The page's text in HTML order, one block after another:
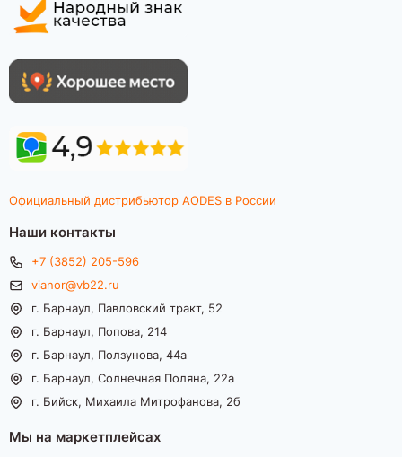
Официальный дистрибьютор AODES в России
Наши контакты
+7 (3852) 205-596
vianor@vb22.ru
г. Барнаул, Павловский тракт, 52
г. Барнаул, Попова, 214
г. Барнаул, Ползунова, 44а
г. Барнаул, Солнечная Поляна, 22а
г. Бийск, Михаила Митрофанова, 2б
Мы на маркетплейсах